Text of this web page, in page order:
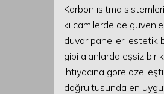
Karbon ısıtma
ki camilerde de
duvar panelleri estetik
gibi alanlarda eşsiz bir
ihtiyacına göre
doğrultusunda en